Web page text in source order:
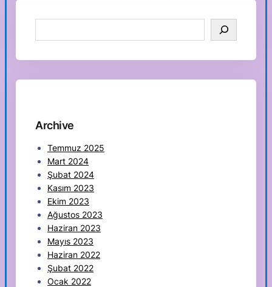
e
c
Archive
Temmuz 2025
Mart 2024
Şubat 2024
Kasım 2023
Ekim 2023
Ağustos 2023
Haziran 2023
Mayıs 2023
Haziran 2022
Şubat 2022
Ocak 2022